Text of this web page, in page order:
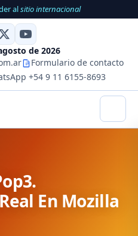
alsitio internacional
de 2026
Formulario de contacto
+54 9 11 6155-8693
En Mozilla